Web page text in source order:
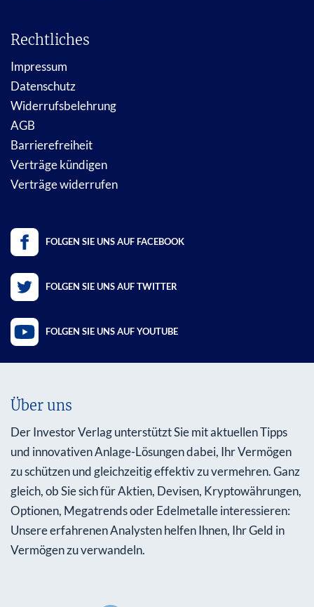
Rechtliches
Impressum
Datenschutz
Widerrufsbelehrung
AGB
Barrierefreiheit
Verträge kündigen
Verträge widerrufen
FOLGEN SIE UNS AUF FACEBOOK
FOLGEN SIE UNS AUF TWITTER
FOLGEN SIE UNS AUF YOUTUBE
Über uns
Der Investor Verlag unterstützt Sie mit aktuellen Tipps
und innovativen Anlage-Lösungen dabei, Ihr Vermögen
zu schützen und gleichzeitig effektiv zu vermehren. Ganz
gleich, ob Sie sich für Aktien, Devisen, Kryptowährungen,
Optionen, Megatrends oder Edelmetalle interessieren:
Unsere erfahrenen Analysten helfen Ihnen, Ihr Geld in
Vermögen zu verwandeln.